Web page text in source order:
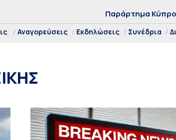
Παράρτημα
Αναγορεύσεις Εκδηλώσεις Συνέδρια